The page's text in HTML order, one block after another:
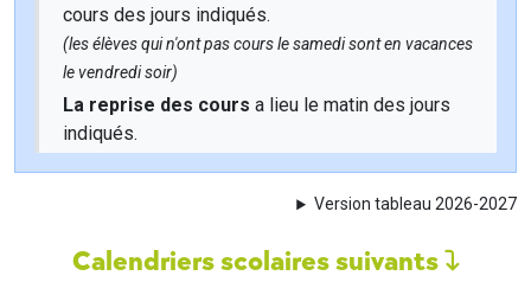
cours des jours indiqués.
(les élèves qui n'ont pas cours le samedi sont en vacances
le vendredi soir)
La reprise des cours a lieu le matin des jours
indiqués.
Version tableau 2026-2027
Calendriers scolaires suivants